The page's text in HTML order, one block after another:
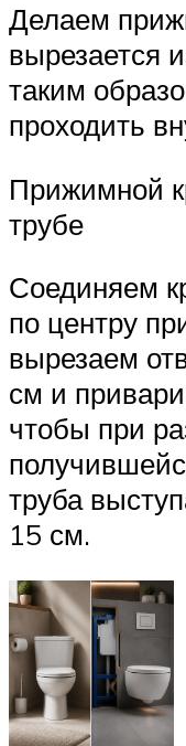
Делаем
вырезается
таким
проходить
Прижимной
трубе
Соединяем
по центру
вырезаем
см и
чтобы при
труба
15 см.